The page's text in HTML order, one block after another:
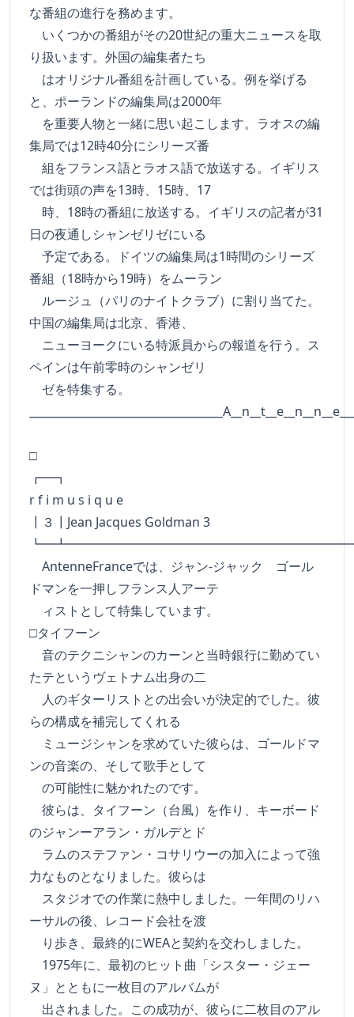
な番組の進行を務めます。
いくつかの番組がその20世紀の重大ニュースを取
り扱います。外国の編集者たち
はオリジナル番組を計画している。例を挙げる
と、ポーランドの編集局は2000年
を重要人物と一緒に思い起こします。ラオスの編
集局では12時40分にシリーズ番
組をフランス語とラオス語で放送する。イギリス
では街頭の声を13時、15時、17
時、18時の番組に放送する。イギリスの記者が31
日の夜通しシャンゼリゼにいる
予定である。ドイツの編集局は1時間のシリーズ
番組（18時から19時）をムーラン
ルージュ（パリのナイトクラブ）に割り当てた。
中国の編集局は北京、香港、
ニューヨークにいる特派員からの報道を行う。ス
ペインは午前零時のシャンゼリ
ゼを特集する。
□
r f i m u s i q u e
┃３┃Jean Jacques Goldman 3
AntenneFranceでは、ジャン-ジャック ゴール
ドマンを一押しフランス人アーテ
ィストとして特集しています。
□タイフーン
音のテクニシャンのカーンと当時銀行に勤めてい
たテというヴェトナム出身の二
人のギターリストとの出会いが決定的でした。彼
らの構成を補完してくれる
ミュージシャンを求めていた彼らは、ゴールドマ
ンの音楽の、そして歌手として
の可能性に魅かれたのです。
彼らは、タイフーン（台風）を作り、キーボード
のジャンーアラン・ガルデとド
ラムのステファン・コサリウーの加入によって強
力なものとなりました。彼らは
スタジオでの作業に熱中しました。一年間のリハ
ーサルの後、レコード会社を渡
り歩き、最終的にWEAと契約を交わしました。
1975年に、最初のヒット曲「シスター・ジェー
ヌ」とともに一枚目のアルバムが
出されました。この成功が、彼らに二枚目のアル